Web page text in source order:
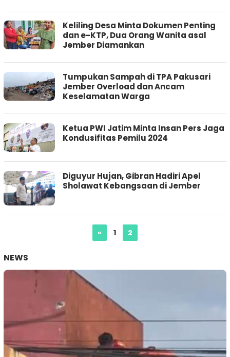
Keliling Desa Minta Dokumen Penting
dan e-KTP, Dua Orang Wanita asal
Jember Diamankan
Tumpukan Sampah di TPA Pakusari
Jember Overload dan Ancam
Keselamatan Warga
Ketua PWI Jatim Minta Insan Pers Jaga
Kondusifitas Pemilu 2024
Diguyur Hujan, Gibran Hadiri Apel
Sholawat Kebangsaan di Jember
« 1 2
NEWS